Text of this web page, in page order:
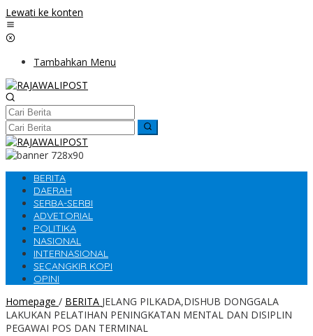
Lewati ke konten
Tambahkan Menu
BERITA
DAERAH
SERBA-SERBI
ADVETORIAL
POLITIKA
NASIONAL
INTERNASIONAL
SECANGKIR KOPI
OPINI
Homepage / BERITA JELANG PILKADA,DISHUB DONGGALA
LAKUKAN PELATIHAN PENINGKATAN MENTAL DAN DISIPLIN
PEGAWAI POS DAN TERMINAL